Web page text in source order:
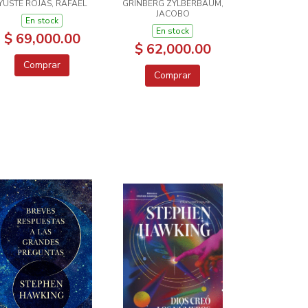
ROJAS, RAFAEL
En stock
$ 69,000.00
Comprar
GRINBERG ZYLBERBAUM,
JACOBO
En stock
$ 62,000.00
Comprar